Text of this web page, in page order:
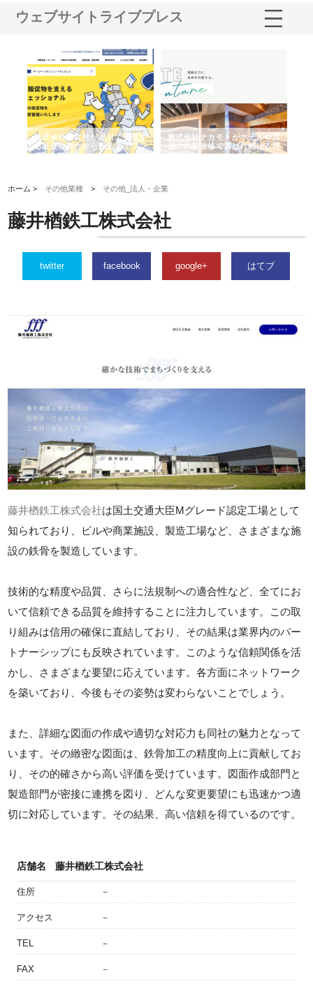
ウェブサイトライブプレス
株式会社耕文社が品川で実現す
る販促物製作から配送までワン
ストップ対応
株式会社ナカモトがホテルや店
舗の内装改修で選ばれ続ける理
由
ホーム > その他業種 > その他_法人・企業
藤井楢鉄工株式会社
twitter facebook google+ はてブ
藤井楢鉄工株式会社は国土交通大臣Mグレード認定工場として
知られており、ビルや商業施設、製造工場など、さまざまな施
設の鉄骨を製造しています。
技術的な精度や品質、さらに法規制への適合性など、全てにお
いて信頼できる品質を維持することに注力しています。この取
り組みは信用の確保に直結しており、その結果は業界内のパー
トナーシップにも反映されています。このような信頼関係を活
かし、さまざまな要望に応えています。各方面にネットワーク
を築いており、今後もその姿勢は変わらないことでしょう。
また、詳細な図面の作成や適切な対応力も同社の魅力となって
います。その緻密な図面は、鉄骨加工の精度向上に貢献してお
り、その的確さから高い評価を受けています。図面作成部門と
製造部門が密接に連携を図り、どんな変更要望にも迅速かつ適
切に対応しています。その結果、高い信頼を得ているのです。
店舗名 藤井楢鉄工株式会社
住所 －
アクセス －
TEL －
FAX －